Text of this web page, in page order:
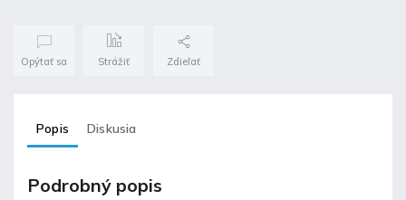
Opýtať sa Strážiť Zdieľať
Popis Diskusia
Podrobný popis